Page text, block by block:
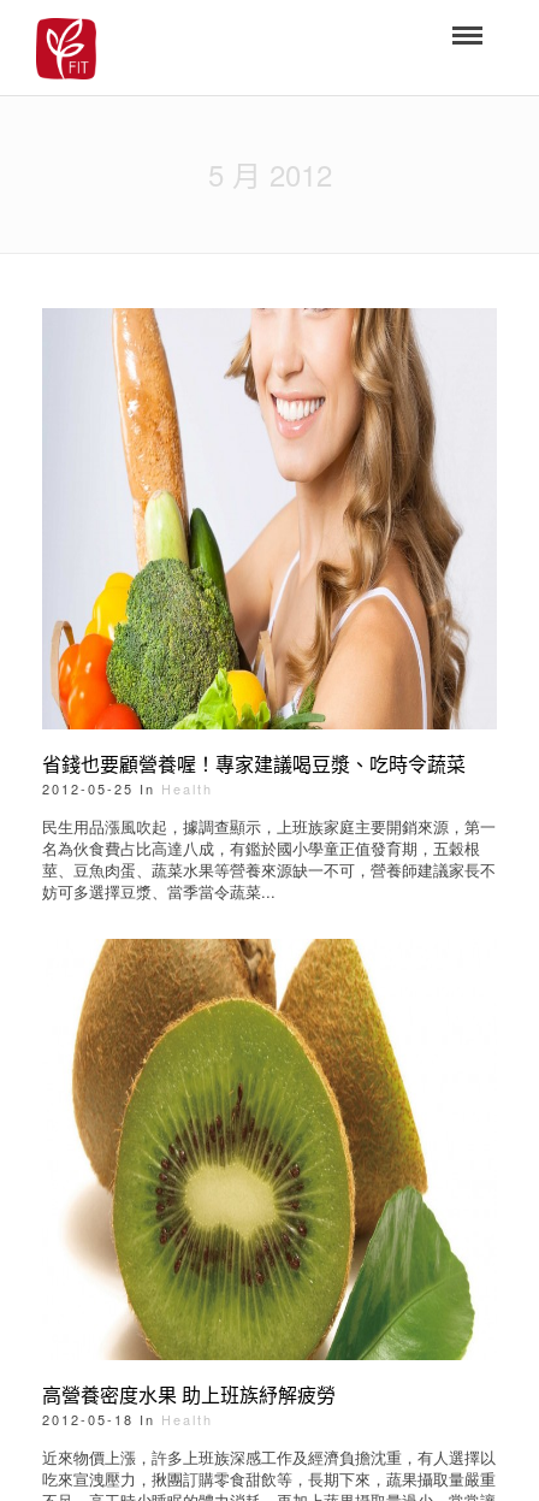
5 月 2012
省錢也要顧營養喔！專家建議喝豆漿、吃時令蔬菜
2012-05-25 In Health
民生用品漲風吹起，據調查顯示，上班族家庭主要開銷來源，第一
名為伙食費占比高達八成，有鑑於國小學童正值發育期，五穀根
莖、豆魚肉蛋、蔬菜水果等營養來源缺一不可，營養師建議家長不
妨可多選擇豆漿、當季當令蔬菜...
高營養密度水果 助上班族紓解疲勞
2012-05-18 In Health
近來物價上漲，許多上班族深感工作及經濟負擔沈重，有人選擇以
吃來宣洩壓力，揪團訂購零食甜飲等，長期下來，蔬果攝取量嚴重